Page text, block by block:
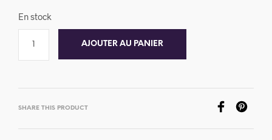
En stock
AJOUTER AU PANIER
SHARE THIS PRODUCT